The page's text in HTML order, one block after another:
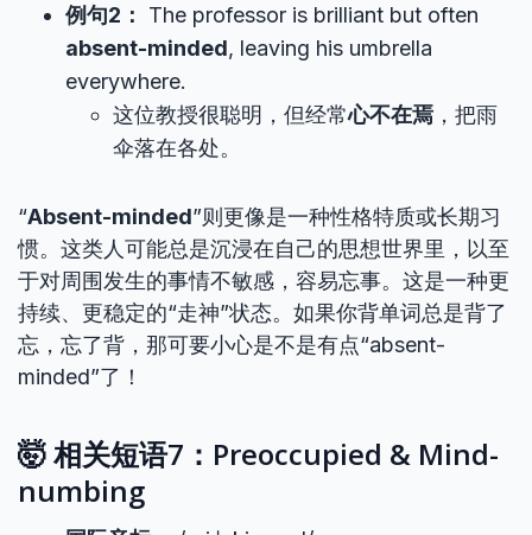
例句2：
The professor is brilliant but often
absent-minded, leaving his umbrella
everywhere.
这位教授很聪明，但经常心不在焉 ，把雨
伞落在各处。
“Absent-minded”则更像是一种性格特质或长期习
惯。这类人可能总是沉浸在自己的思想世界里，以至
于对周围发生的事情不敏感，容易忘事。这是一种更
持续、更稳定的“走神”状态。如果你背单词总是背了
忘，忘了背，那可要小心是不是有点“absent-
minded”了！
🤯 相关短语7：Preoccupied & Mind-
numbing